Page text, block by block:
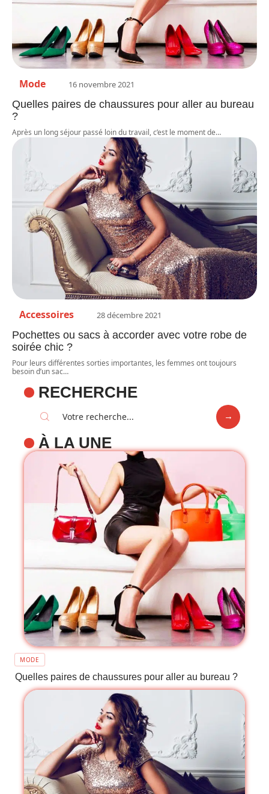
Mode 16 novembre 2021
Quelles paires de chaussures pour aller au bureau
?
Après un long séjour passé loin du travail, c’est le moment de…
Accessoires 28 décembre 2021
Pochettes ou sacs à accorder avec votre robe de
soirée chic ?
Pour leurs différentes sorties importantes, les femmes ont toujours
besoin d’un sac…
RECHERCHE
À LA UNE
MODE
Quelles paires de chaussures pour aller au bureau ?